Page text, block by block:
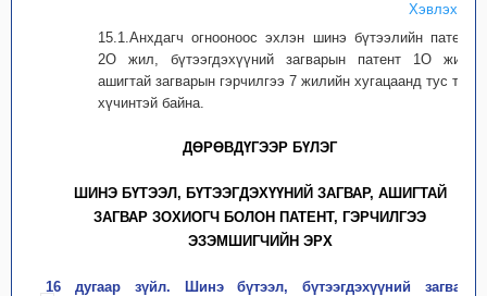
Хэвлэх
15.1.Анхдагч огнооноос эхлэн шинэ бүтээлийн патент
2О жил, бүтээгдэхүүний загварын патент 1О жил,
ашигтай загварын гэрчилгээ 7 жилийн хугацаанд тус тус
хүчинтэй байна.
ДӨРӨВДҮГЭЭР БҮЛЭГ
ШИНЭ БҮТЭЭЛ, БҮТЭЭГДЭХҮҮНИЙ ЗАГВАР, АШИГТАЙ
ЗАГВАР ЗОХИОГЧ БОЛОН ПАТЕНТ, ГЭРЧИЛГЭЭ
ЭЗЭМШИГЧИЙН ЭРХ
16 дугаар зүйл. Шинэ бүтээл, бүтээгдэхүүний загвар,